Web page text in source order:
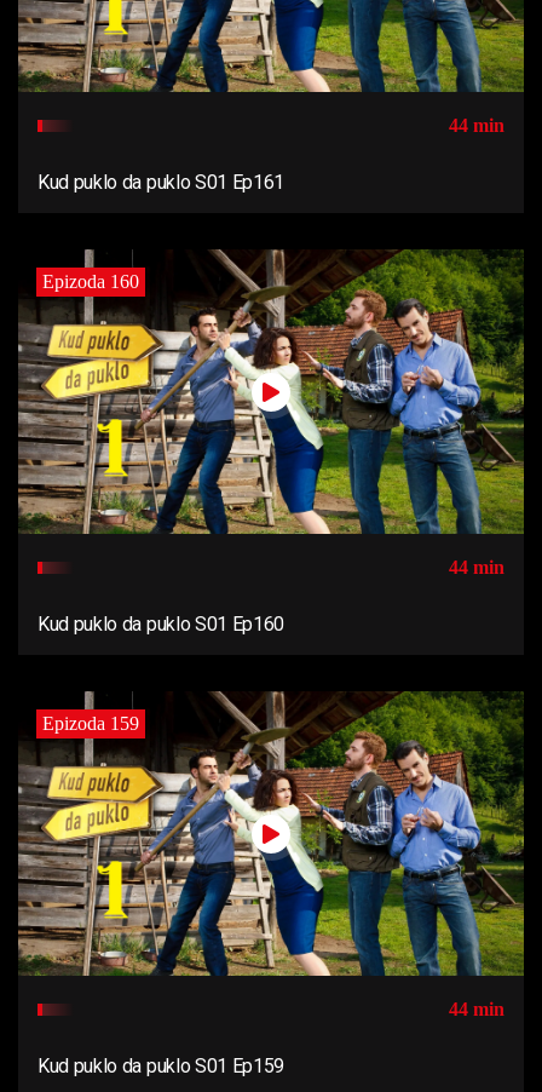
44 min
Kud puklo da puklo S01 Ep161
Epizoda 160
44 min
Kud puklo da puklo S01 Ep160
Epizoda 159
44 min
Kud puklo da puklo S01 Ep159